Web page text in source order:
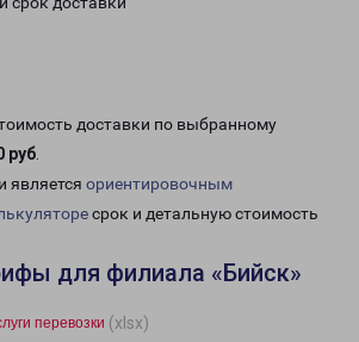
доставки по выбранному
руб.
является ориентировочным
срок и детальную стоимость
для филиала «Бийск»
перевозки (xlsx)